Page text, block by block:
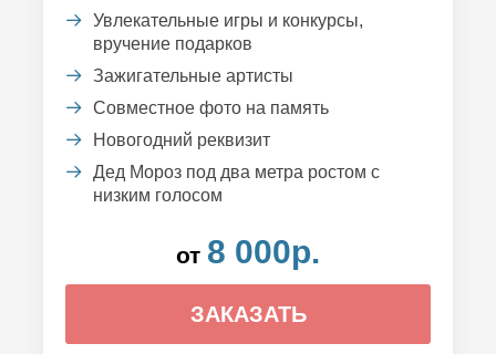
Увлекательные игры и конкурсы,
вручение подарков
Зажигательные артисты
Совместное фото на память
Новогодний реквизит
Дед Мороз под два метра ростом с
низким голосом
от 8 000р.
ЗАКАЗАТЬ